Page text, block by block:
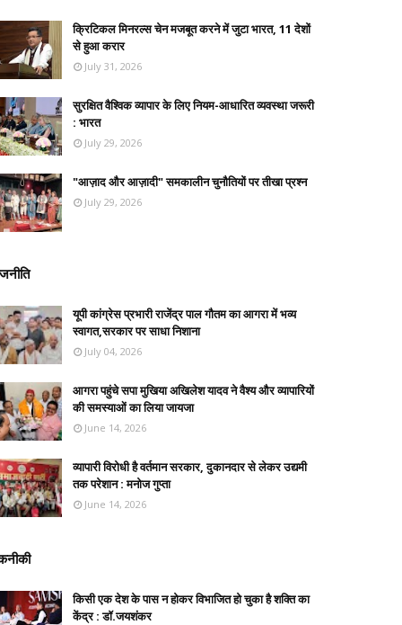
क्रिटिकल मिनरल्स चेन मजबूत करने में जुटा भारत, 11 देशों
से हुआ करार
July 31, 2026
सुरक्षित वैश्विक व्यापार के लिए नियम-आधारित व्यवस्था जरूरी
: भारत
July 29, 2026
"आज़ाद और आज़ादी" समकालीन चुनौतियों पर तीखा प्रश्न
July 29, 2026
यूपी कांग्रेस प्रभारी राजेंद्र पाल गौतम का आगरा में भव्य
स्वागत,सरकार पर साधा निशाना
July 04, 2026
आगरा पहुंचे सपा मुखिया अखिलेश यादव ने वैश्य और व्यापारियों
की समस्याओं का लिया जायजा
June 14, 2026
व्यापारी विरोधी है वर्तमान सरकार, दुकानदार से लेकर उद्यमी
तक परेशान : मनोज गुप्ता
June 14, 2026
किसी एक देश के पास न होकर विभाजित हो चुका है शक्ति का
केंद्र : डॉ.जयशंकर